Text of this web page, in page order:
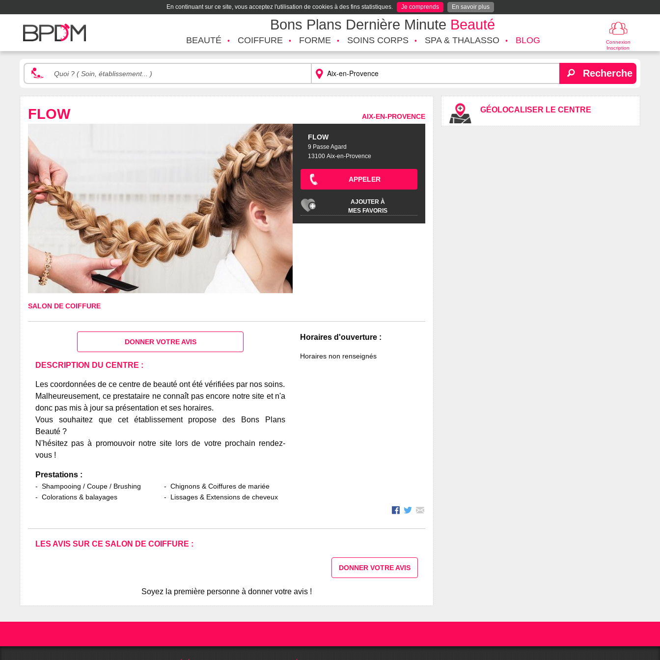
En continuant sur ce site, vous acceptez l'utilisation de cookies à des fins statistiques. Je comprends En savoir plus
Bons Plans Dernière Minute Beauté
Connexion
Inscription
BEAUTÉ COIFFURE FORME SOINS CORPS SPA & THALASSO BLOG
Recherche
GÉOLOCALISER LE CENTRE
FLOW AIX-EN-PROVENCE
FLOW
9 Passe Agard
13100 Aix-en-Provence
APPELER
AJOUTER À
MES FAVORIS
SALON DE COIFFURE
Horaires d'ouverture :
Horaires non renseignés
DONNER VOTRE AVIS
DESCRIPTION DU CENTRE :
Les coordonnées de ce centre de beauté ont été vérifiées par nos soins.
Malheureusement, ce prestataire ne connaît pas encore notre site et n'a
donc pas mis à jour sa présentation et ses horaires.
Vous souhaitez que cet établissement propose des Bons Plans
Beauté ?
N'hésitez pas à promouvoir notre site lors de votre prochain rendez-
vous !
Prestations :
Shampooing / Coupe / Brushing
Colorations & balayages
Chignons & Coiffures de mariée
Lissages & Extensions de cheveux
LES AVIS SUR CE SALON DE COIFFURE :
DONNER VOTRE AVIS
Soyez la première personne à donner votre avis !